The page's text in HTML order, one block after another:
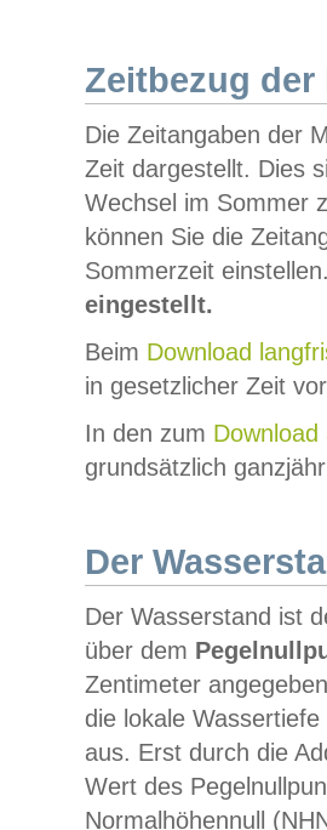
Zeitbezug der
Die Zeitangaben der
Zeit dargestellt. Dies
Wechsel im Sommer
können Sie die
Sommerzeit
eingestellt.
Beim Download
in gesetzlicher Zeit
In den zum Download
grundsätzlich
Der
Der Wasserstand ist
über dem
Zentimeter
die lokale
aus. Erst durch die
Wert des
Normalhöhennull